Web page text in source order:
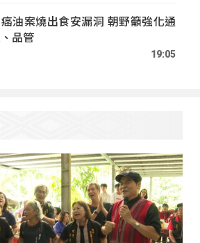
油案燒出食安漏洞 朝野籲強化通
品管
19:05